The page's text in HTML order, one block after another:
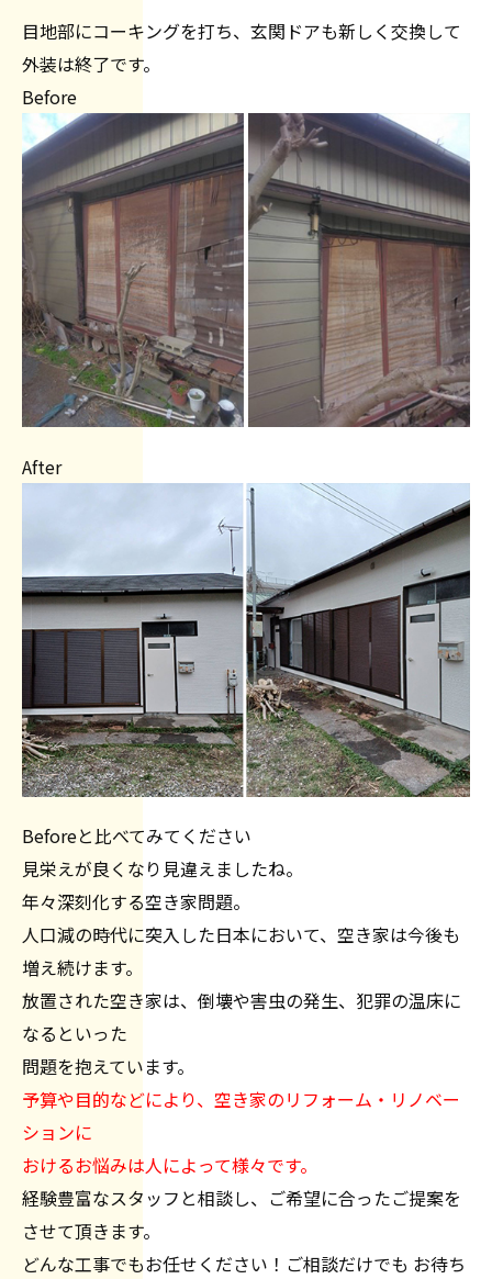
目地部にコーキングを打ち、玄関ドアも新しく交換して
外装は終了です。
Before
After
Beforeと比べてみてください
見栄えが良くなり見違えましたね。
年々深刻化する空き家問題。
人口減の時代に突入した日本において、空き家は今後も
増え続けます。
放置された空き家は、倒壊や害虫の発生、犯罪の温床に
なるといった
問題を抱えています。
予算や目的などにより、空き家のリフォーム・リノベー
ションに
おけるお悩みは人によって様々です。
経験豊富なスタッフと相談し、ご希望に合ったご提案を
させて頂きます。
どんな工事でもお任せください！ご相談だけでも お待ち